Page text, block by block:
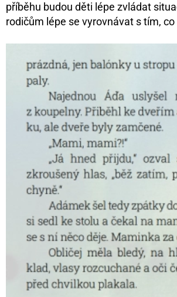
příběhu budou děti lépe zvládat
rodičům lépe se vyrovnávat s tím,